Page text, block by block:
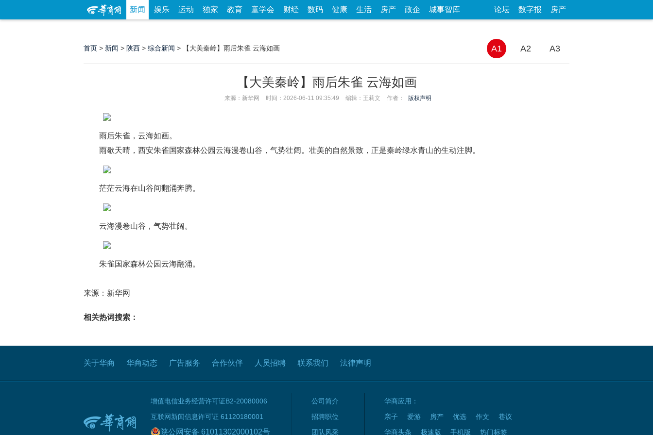
新闻 娱乐 运动 独家 教育 童学会 财经 数码 健康 生活 房产 政企 城事智库 论坛 数字报 房产
首页 > 新闻 > 陕西 > 综合新闻 > 【大美秦岭】雨后朱雀 云海如画 A1 A2 A3
【大美秦岭】雨后朱雀 云海如画
来源：新华网 时间：2026-06-11 09:35:49 编辑：王莉文 作者： 版权声明
雨后朱雀，云海如画。
雨歇天晴，西安朱雀国家森林公园云海漫卷山谷，气势壮阔。壮美的自然景致，正是秦岭绿水青山的生动注脚。
茫茫云海在山谷间翻涌奔腾。
云海漫卷山谷，气势壮阔。
朱雀国家森林公园云海翻涌。
来源：新华网
相关热词搜索：
关于华商 华商动态 广告服务 合作伙伴 人员招聘 联系我们 法律声明
增值电信业务经营许可证B2-20080006
互联网新闻信息许可证 61120180001
陕公网安备 61011302000102号
公司简介
招聘职位
团队风采
华商应用：
亲子
爱游 房产 优选 作文
巷议
华商头条
极速版 手机版 热门标签